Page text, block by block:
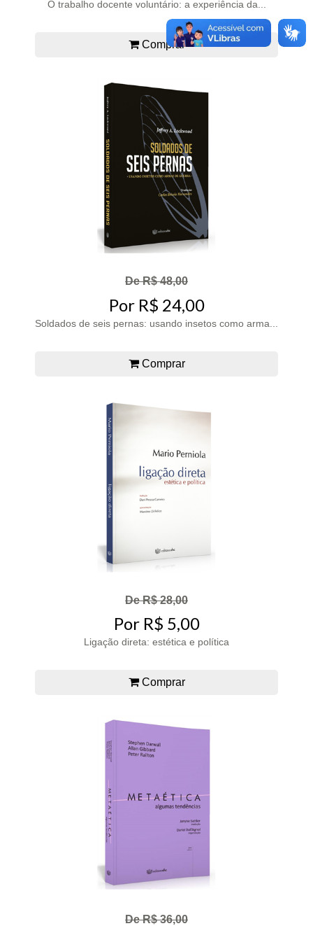
O trabalho docente voluntário: a experiência da...
Comprar
De R$ 48,00
Por R$ 24,00
Soldados de seis pernas: usando insetos como arma...
Comprar
De R$ 28,00
Por R$ 5,00
Ligação direta: estética e política
Comprar
De R$ 36,00